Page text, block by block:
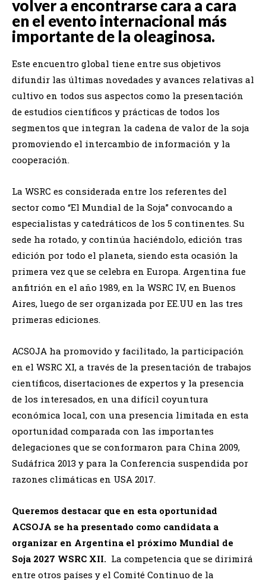
volver a encontrarse cara a cara
en el evento internacional más
importante de la oleaginosa.
Este encuentro global tiene entre sus objetivos
difundir las últimas novedades y avances relativas al
cultivo en todos sus aspectos como la presentación
de estudios científicos y prácticas de todos los
segmentos que integran la cadena de valor de la soja
promoviendo el intercambio de información y la
cooperación.
La WSRC es considerada entre los referentes del
sector como “El Mundial de la Soja” convocando a
especialistas y catedráticos de los 5 continentes. Su
sede ha rotado, y continúa haciéndolo, edición tras
edición por todo el planeta, siendo esta ocasión la
primera vez que se celebra en Europa. Argentina fue
anfitrión en el año 1989, en la WSRC IV, en Buenos
Aires, luego de ser organizada por EE.UU en las tres
primeras ediciones.
ACSOJA ha promovido y facilitado, la participación
en el WSRC XI, a través de la presentación de trabajos
científicos, disertaciones de expertos y la presencia
de los interesados, en una difícil coyuntura
económica local, con una presencia limitada en esta
oportunidad comparada con las importantes
delegaciones que se conformaron para China 2009,
Sudáfrica 2013 y para la Conferencia suspendida por
razones climáticas en USA 2017.
Queremos destacar que en esta oportunidad
ACSOJA se ha presentado como candidata a
organizar en Argentina el próximo Mundial de
Soja 2027 WSRC XII. La competencia que se dirimirá
entre otros países y el Comité Continuo de la